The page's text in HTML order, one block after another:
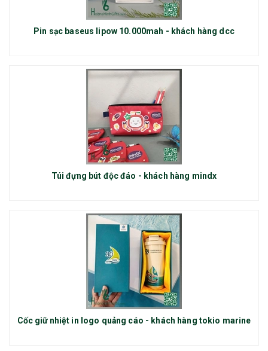
Pin sạc baseus lipow 10.000mah - khách hàng dcc
Túi đựng bút độc đáo - khách hàng mindx
Cốc giữ nhiệt in logo quảng cáo - khách hàng tokio marine